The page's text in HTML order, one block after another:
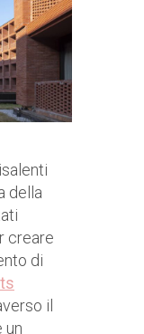
della
creare
di
il
un